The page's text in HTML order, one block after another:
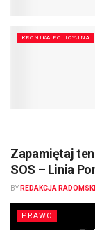
KRONIKA POLICYJNA
Zapamiętaj
SOS – Linia
BY REDAKCJA
PRAWO